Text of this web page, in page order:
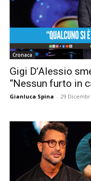
Cronaca
Gigi D’Alessio
“Nessun furto in
Gianluca Spina - 29